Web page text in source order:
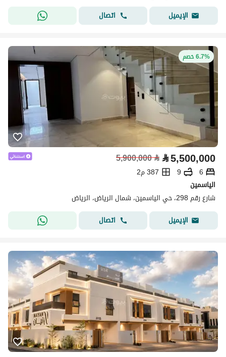
الإيميل
اتصال
6.7% خصم
⃁5,500,000
⃁
5,900,000
6
9
387 م2
الياسمين
شارع رقم 298، حي الياسمين، شمال الرياض، الرياض
الإيميل
اتصال